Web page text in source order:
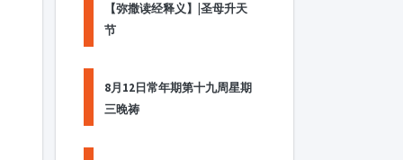
【弥撒读经释义】|圣母升天
节
8月12日常年期第十九周星期
三晚祷